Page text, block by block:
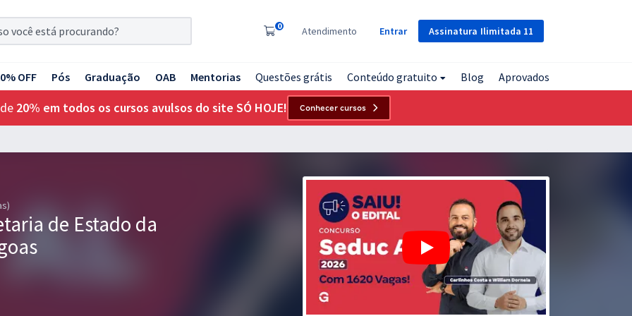
Assinatura Ilimitada 11
0 Atendimento Entrar
OFF Pós Graduação OAB Mentorias Questões grátis Conteúdo gratuito Blog Aprovados
20% em todos os cursos avulsos do site SÓ HOJE! Conhecer cursos
de Estado da